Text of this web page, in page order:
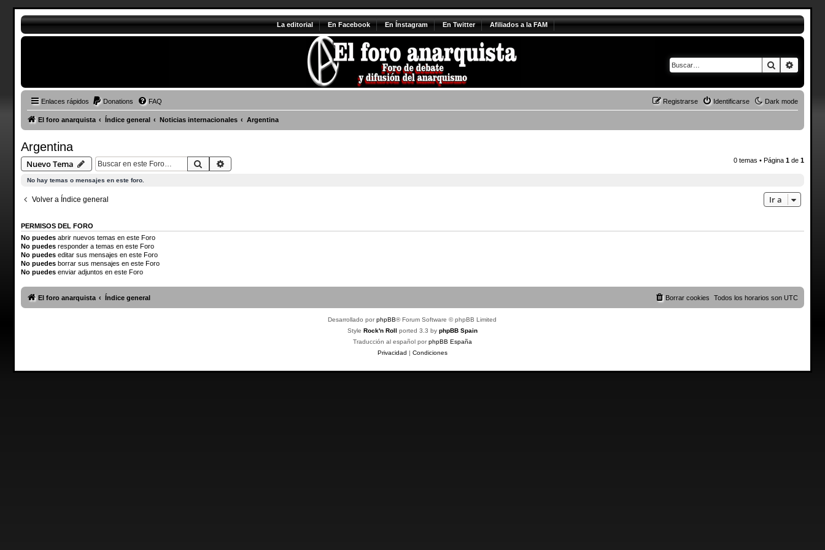
La editorial En Facebook En Ínstagram En Twitter Afiliados a la FAM
Buscar
Enlaces rápidos Dark mode
Donations FAQ Identificarse
Registrarse
El foro anarquista Índice general Noticias internacionales Argentina
Argentina
Nuevo Tema Buscar 0 temas • Página1 de1
No hay temas o mensajes en este foro.
Volver a Índice general Ir a
PERMISOS DEL FORO
No puedesabrir nuevos temas en este Foro
No puedesresponder a temas en este Foro
No puedeseditar sus mensajes en este Foro
No puedesborrar sus mensajes en este Foro
No puedesenviar adjuntos en este Foro
El foro anarquista Índice general Todos los horarios sonUTC
Borrar cookies
Desarrollado porphpBB® Forum Software © phpBB Limited
Style Rock'n Roll ported 3.3 by phpBB Spain
Traducción al español porphpBB España
Privacidad | Condiciones